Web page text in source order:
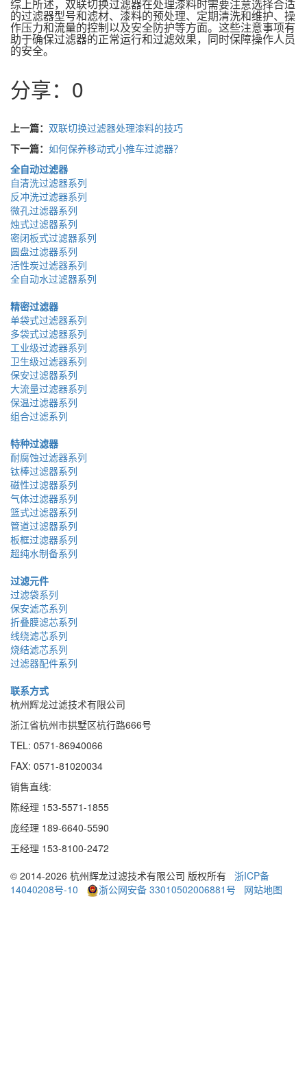
综上所述，双联切换过滤器在处理漆料时需要注意选择合适
的过滤器型号和滤材、漆料的预处理、定期清洗和维护、操
作压力和流量的控制以及安全防护等方面。这些注意事项有
助于确保过滤器的正常运行和过滤效果，同时保障操作人员
的安全。
分享： 0
上一篇： 双联切换过滤器处理漆料的技巧
下一篇： 如何保养移动式小推车过滤器？
全自动过滤器
自清洗过滤器系列
反冲洗过滤器系列
微孔过滤器系列
烛式过滤器系列
密闭板式过滤器系列
圆盘过滤器系列
活性炭过滤器系列
全自动水过滤器系列
精密过滤器
单袋式过滤器系列
多袋式过滤器系列
工业级过滤器系列
卫生级过滤器系列
保安过滤器系列
大流量过滤器系列
保温过滤器系列
组合过滤系列
特种过滤器
耐腐蚀过滤器系列
钛棒过滤器系列
磁性过滤器系列
气体过滤器系列
篮式过滤器系列
管道过滤器系列
板框过滤器系列
超纯水制备系列
过滤元件
过滤袋系列
保安滤芯系列
折叠膜滤芯系列
线绕滤芯系列
烧结滤芯系列
过滤器配件系列
联系方式
杭州辉龙过滤技术有限公司
浙江省杭州市拱墅区杭行路666号
TEL: 0571-86940066
FAX: 0571-81020034
销售直线:
陈经理 153-5571-1855
庞经理 189-6640-5590
王经理 153-8100-2472
© 2014-2026 杭州辉龙过滤技术有限公司 版权所有 浙ICP备
14040208号-10
浙公网安备 33010502006881号 网站地图